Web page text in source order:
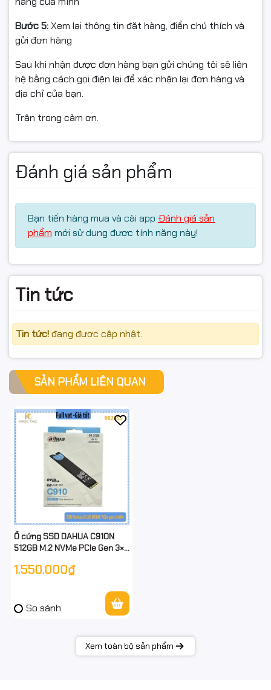
Bước 5:Xem lại thông tin đặt hàng, điền chú thích và
gửi đơn hàng
Sau khi nhận được đơn hàng bạn gửi chúng tôi sẽ liên
hệ bằng cách gọi điện lại để xác nhận lại đơn hàng và
địa chỉ của bạn.
Trân trọng cảm ơn.
Đánh giá sản phẩm
Bạn tiến hàng mua và cài app Đánh giá sản
phẩm mới sử dụng được tính năng này!
Tin tức
Tin tức!đang được cập nhật.
SẢN PHẨM LIÊN QUAN
Ổ cứng SSD DAHUA C910N
512GB M.2 NVMe PCIe Gen 3×4
1.550.000₫
So sánh
Xem toàn bộ sản phẩm